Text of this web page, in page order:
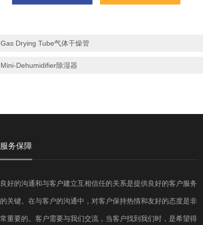
Drying Tube气体干燥管
Dehumidifier除湿器
服务保障
良好的沟通和与客户建立互相信任的关系是提供良好的客户服务
的关键。在与客户的沟通中，对客户保持热情和友好的态度是非
常重要的。客户需要与我们交流，当客户找到我们时，是希望得